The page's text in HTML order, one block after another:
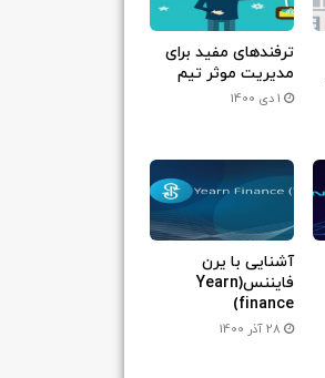
ترفندهای مفید برای
مدیریت موثر تیم
1 دی 1400
آشنایی با یرن
فایننس(Yearn
finance)
28 آذر 1400